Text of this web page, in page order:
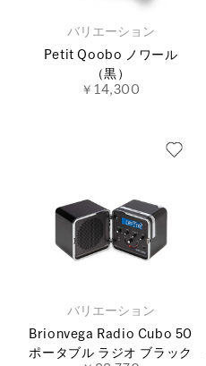
バリエーション
Petit Qoobo ノワール
（黒）
￥14,300
バリエーション
Brionvega Radio Cubo 50
ポータブル ラジオ ブラック